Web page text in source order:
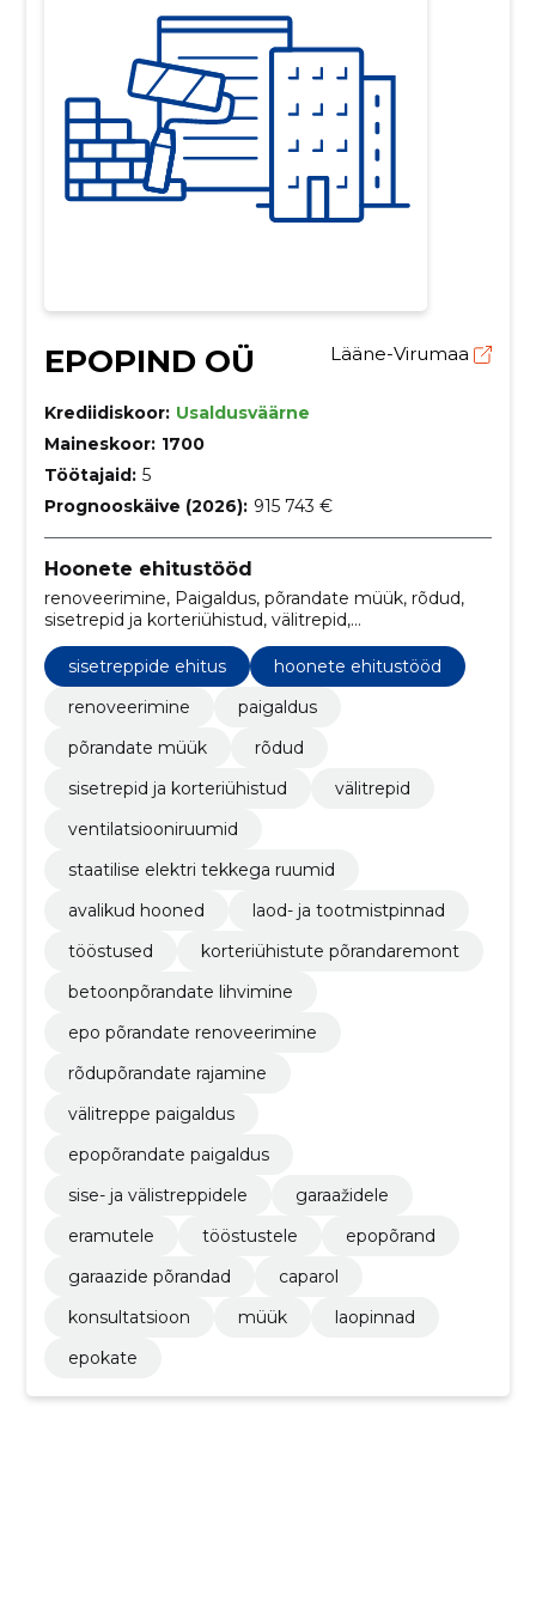
EPOPIND OÜ Lääne-Virumaa
Krediidiskoor: Usaldusväärne
Maineskoor: 1700
Töötajaid: 5
Prognooskäive (2026): 915 743 €
Hoonete ehitustööd
renoveerimine, Paigaldus, põrandate müük, rõdud,
sisetrepid ja korteriühistud, välitrepid,
ventilatsiooniruumid, staatilise elektri tekkega
ruumid, avalikud hooned, laod- ja tootmistpinnad
sisetreppide ehitus
hoonete ehitustööd
renoveerimine
paigaldus
põrandate müük
rõdud
sisetrepid ja korteriühistud
välitrepid
ventilatsiooniruumid
staatilise elektri tekkega ruumid
avalikud hooned
laod- ja tootmistpinnad
tööstused
korteriühistute põrandaremont
betoonpõrandate lihvimine
epo põrandate renoveerimine
rõdupõrandate rajamine
välitreppe paigaldus
epopõrandate paigaldus
sise- ja välistreppidele
garaažidele
eramutele
tööstustele
epopõrand
garaazide põrandad
caparol
konsultatsioon
müük
laopinnad
epokate